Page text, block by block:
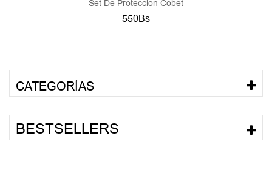
Set De Proteccion Cobet
550Bs
CATEGORÍAS
BESTSELLERS